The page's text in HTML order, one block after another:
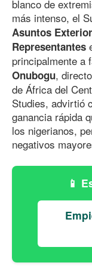
blanco de
más intenso, el
Asuntos
Representantes
principalmente a
Onubogu,
de África del
Studies, advirtió
ganancia rápida
los nigerianos,
negativos